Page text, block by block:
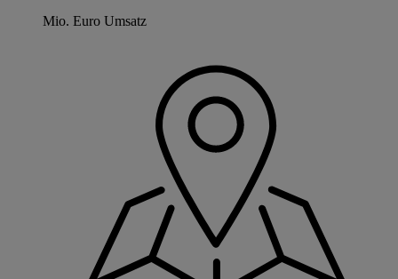
Mio. Euro Umsatz